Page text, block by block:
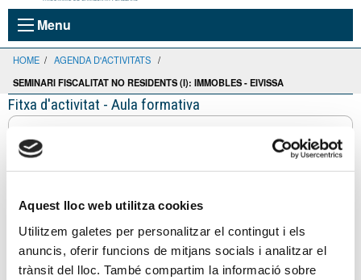
Aquest lloc web utilitza cookies
Utilitzem galetes per personalitzar el contingut i els
anuncis, oferir funcions de mitjans socials i analitzar el
trànsit del lloc. També compartim la informació sobre
Menu
HOME / AGENDA D'ACTIVITATS /
SEMINARI FISCALITAT NO RESIDENTS (I): IMMOBLES - EIVISSA
Fitxa d'activitat - Aula formativa
Seminari FISCALITAT NO RESIDENTS (I):
IMMOBLES - Eivissa
17 a 21 hores
Salo d’Actes de la Universitat de les Illes Balears
a Eivissa (Can Calvari, 1 – Antiga Comandància –
Eivissa)